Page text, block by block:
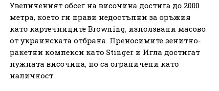
Увеличеният обсег на височина достига до 2000
метра, което ги прави недостъпни за оръжия
като картечниците Browning, използвани масово
от украинската отбрана. Преносимите зенитно-
ракетни компекси като Stinger и Игла достигат
нужната височина, но са ограничени като
наличност.